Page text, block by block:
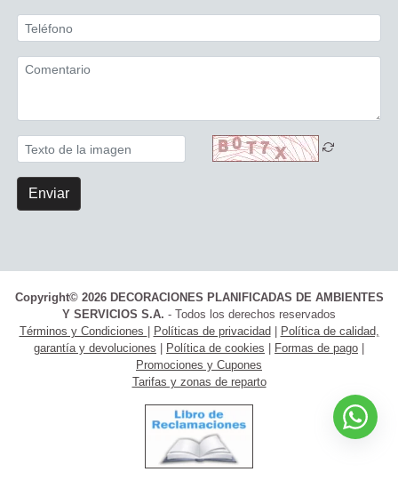
Enviar
Copyright© 2026 DECORACIONES PLANIFICADAS DE AMBIENTES
Y SERVICIOS S.A. - Todos los derechos reservados
Términos y Condiciones
Políticas de privacidad
Política de calidad,
garantía y devoluciones
Política de cookies Formas de pago
Promociones y Cupones
Tarifas y zonas de reparto